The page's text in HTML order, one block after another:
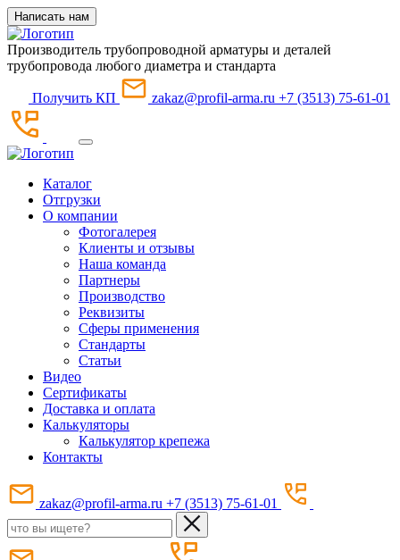
Написать нам
Производитель трубопроводной арматуры и деталей
трубопровода любого диаметра и стандарта
Получить КП zakaz@profil-arma.ru +7 (3513) 75-61-01
Каталог
Отгрузки
О компании
Фотогалерея
Клиенты и отзывы
Наша команда
Партнеры
Производство
Реквизиты
Сферы применения
Стандарты
Статьи
Видео
Сертификаты
Доставка и оплата
Калькуляторы
Калькулятор крепежа
Контакты
zakaz@profil-arma.ru +7 (3513) 75-61-01